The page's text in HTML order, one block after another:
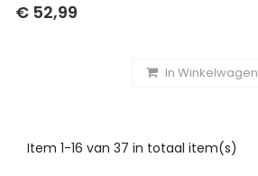
€ 52,99
In Winkelwagen
Item 1-16 van 37 in totaal item(s)